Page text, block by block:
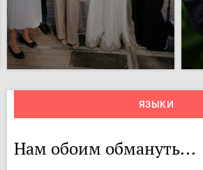
ЯЗЫКИ
Нам обоим обмануть...